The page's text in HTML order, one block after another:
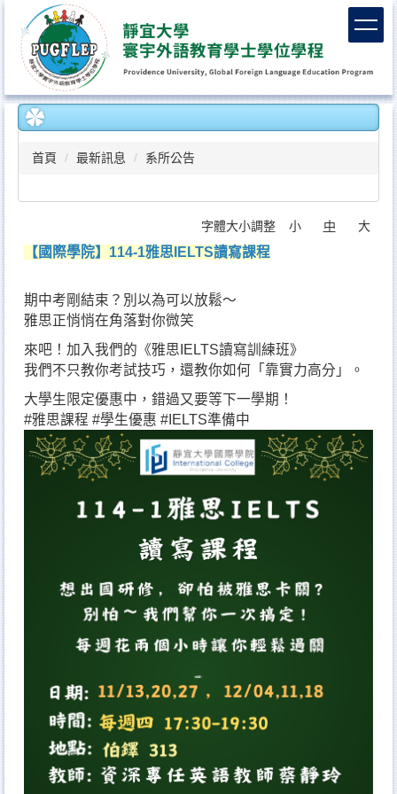
容
區
首頁 最新訊息 系所公告
字體大小調整 小 中 大
【國際學院】114-1雅思IELTS讀寫課程
期中考剛結束？別以為可以放鬆～
雅思正悄悄在角落對你微笑
來吧！加入我們的《雅思IELTS讀寫訓練班》
我們不只教你考試技巧，還教你如何「靠實力高分」。
大學生限定優惠中，錯過又要等下一學期！
#雅思課程 #學生優惠 #IELTS準備中